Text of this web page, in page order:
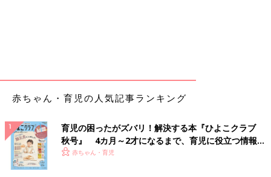
赤ちゃん・育児の人気記事ランキング
育児の困ったがズバリ！解決する本『ひよこクラブ
秋号』 4カ月～2才になるまで、育児に役立つ情報が
いっぱい！
赤ちゃん・育児